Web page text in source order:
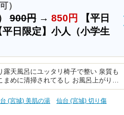
）
900円→ 850円
【平日
平日限定】小人（小学生
天風呂にユッタリ椅子で整い 泉質も
まめに清掃されてるし お風呂上がり…
(宮城) 美肌の湯
仙台 (宮城) 切り傷